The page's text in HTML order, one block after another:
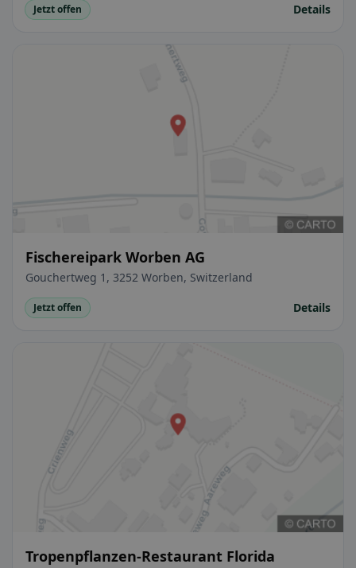
Jetzt offen Details
Fischereipark Worben AG
Gouchertweg 1, 3252 Worben, Switzerland
Jetzt offen Details
Tropenpflanzen-Restaurant Florida